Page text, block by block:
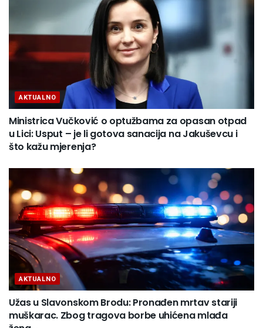
AKTUALNO
Ministrica Vučković o optužbama za opasan otpad
u Lici: Usput – je li gotova sanacija na Jakuševcu i
što kažu mjerenja?
AKTUALNO
Užas u Slavonskom Brodu: Pronađen mrtav stariji
muškarac. Zbog tragova borbe uhićena mlađa